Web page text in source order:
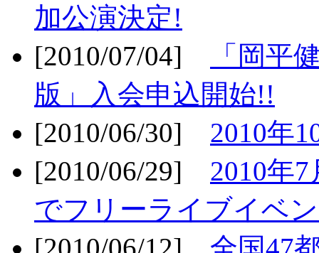
加公演決定!
[2010/07/04]
「岡平
版」入会申込開始!!
[2010/06/30] 2010年
[2010/06/29] 2010年
でフリーライブイベ